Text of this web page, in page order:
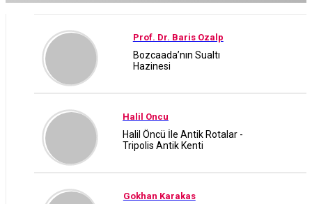
Prof. Dr. Baris Ozalp
Bozcaada’nın Sualtı
Hazinesi
Halil Oncu
Halil Öncü İle Antik Rotalar -
Tripolis Antik Kenti
Gokhan Karakas